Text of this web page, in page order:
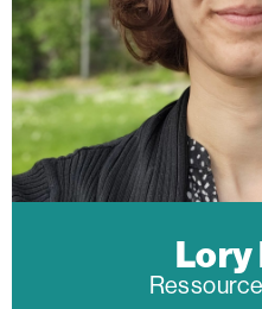
Lory